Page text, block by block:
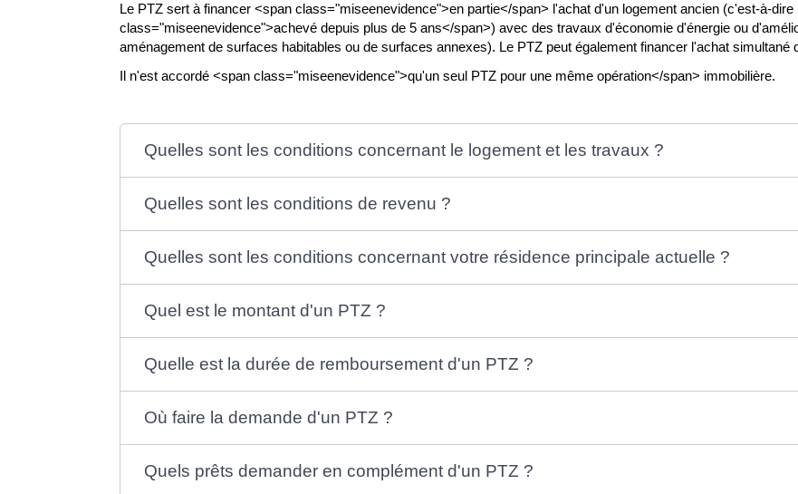
Le PTZ sert à financer <span class="miseenevidence">en partie</span> l'achat d'un logement ancien (c'est-à-
class="miseenevidence">achevé depuis plus de 5 ans</span>) avec des travaux d'économie d'énergie ou
aménagement de surfaces habitables ou de surfaces annexes). Le PTZ peut également financer l'achat simultané
Il n'est accordé <span class="miseenevidence">qu'un seul PTZ pour une même opération</span> immobilière.
Quelles sont les conditions concernant le logement et les travaux ?
Quelles sont les conditions de revenu ?
Quelles sont les conditions concernant votre résidence principale actuelle ?
Quel est le montant d'un PTZ ?
Quelle est la durée de remboursement d'un PTZ ?
Où faire la demande d'un PTZ ?
Quels prêts demander en complément d'un PTZ ?